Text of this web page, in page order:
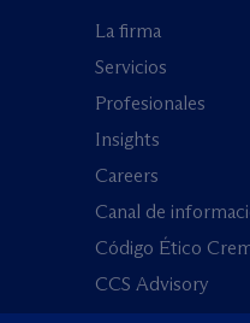
La firma
Servicios
Profesionales
Insights
Careers
Canal de
Código Ético
CCS Advisory